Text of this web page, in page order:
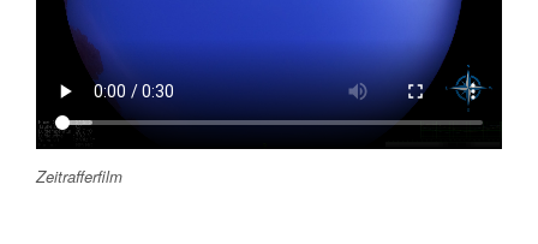
Zeitrafferfilm